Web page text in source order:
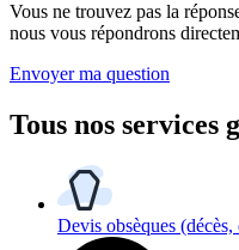
Vous ne trouvez pas la
nous vous répondrons
Envoyer ma question
Tous nos services
Devis obsèques